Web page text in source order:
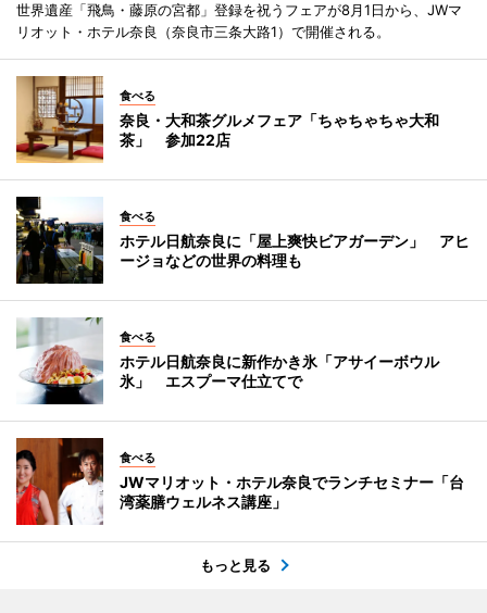
世界遺産「飛鳥・藤原の宮都」登録を祝うフェアが8月1日から、JWマ
リオット・ホテル奈良（奈良市三条大路1）で開催される。
食べる
奈良・大和茶グルメフェア「ちゃちゃちゃ大和
茶」 参加22店
食べる
ホテル日航奈良に「屋上爽快ビアガーデン」 アヒ
ージョなどの世界の料理も
食べる
ホテル日航奈良に新作かき氷「アサイーボウル
氷」 エスプーマ仕立てで
食べる
JWマリオット・ホテル奈良でランチセミナー「台
湾薬膳ウェルネス講座」
もっと見る